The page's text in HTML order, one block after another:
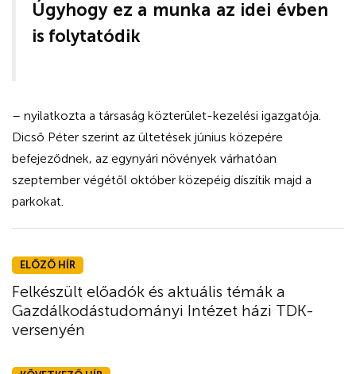
Úgyhogy ez a munka az idei évben
is folytatódik
– nyilatkozta a társaság közterület-kezelési igazgatója.
Dicső Péter szerint az ültetések június közepére
befejeződnek, az egynyári növények várhatóan
szeptember végétől október közepéig díszítik majd a
parkokat.
ELŐZŐ HÍR
Felkészült előadók és aktuális témák a
Gazdálkodástudományi Intézet házi TDK-
versenyén